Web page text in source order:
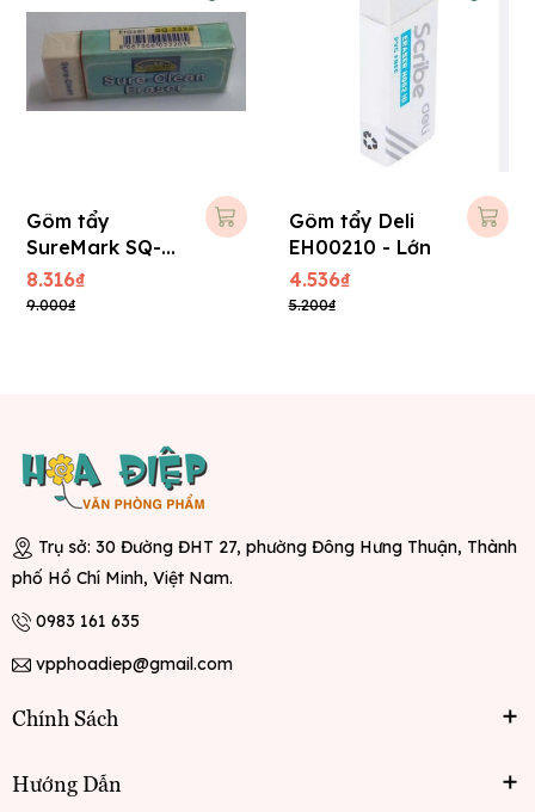
Gôm tẩy
SureMark SQ-
2220 - Lớn
8.316₫
9.000₫
Gôm tẩy Deli
EH00210 - Lớn
4.536₫
5.200₫
Trụ sở: 30 Đường ĐHT 27, phường Đông Hưng Thuận, Thành
phố Hồ Chí Minh, Việt Nam.
0983 161 635
vpphoadiep@gmail.com
Chính Sách
Hướng Dẫn